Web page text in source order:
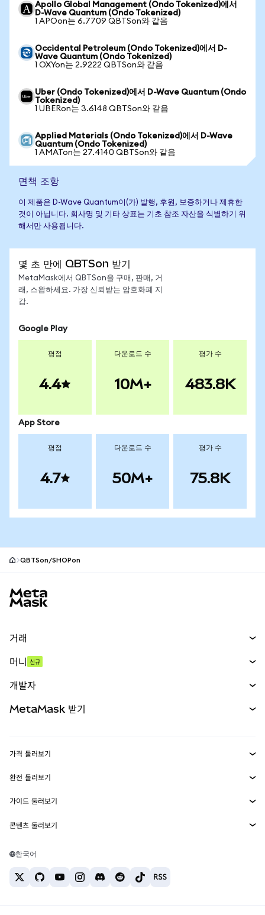
Apollo Global Management (Ondo Tokenized)에서
D-Wave Quantum (Ondo Tokenized)
1 APOon는 6.7709 QBTSon와 같음
Occidental Petroleum (Ondo Tokenized)에서 D-
Wave Quantum (Ondo Tokenized)
1 OXYon는 2.9222 QBTSon와 같음
Uber (Ondo Tokenized)에서 D-Wave Quantum (Ondo
Tokenized)
1 UBERon는 3.6148 QBTSon와 같음
Applied Materials (Ondo Tokenized)에서 D-Wave
Quantum (Ondo Tokenized)
1 AMATon는 27.4140 QBTSon와 같음
면책 조항
이 제품은 D-Wave Quantum이(가) 발행, 후원, 보증하거나 제휴한
것이 아닙니다. 회사명 및 기타 상표는 기초 참조 자산을 식별하기 위
해서만 사용됩니다.
몇 초 만에 QBTSon 받기
MetaMask에서 QBTSon을 구매, 판매, 거
래, 스왑하세요. 가장 신뢰받는 암호화폐 지
갑.
Google Play
평점
4.4
다운로드 수
10M+
평가 수
483.8K
App Store
평점
4.7
다운로드 수
50M+
평가 수
75.8K
QBTSon/SHOPon
거래
무기한 선물
실물자산
머니 신규
개발자
MetaMask Connect
Snaps
웹3 서비스
MetaMask 받기
보안
고객 지원
채용
가격 둘러보기
이더리움 가격
솔라나 가격
테더 가격
환전 둘러보기
ETH를 USD로 환전
USDT를 INR로 환전
BTC를 INR로 환전
ETH를 USDT로 환전
가이드 둘러보기
ETH 매수
USDT 매수
콘텐츠 둘러보기
솔라나 지갑
한국어